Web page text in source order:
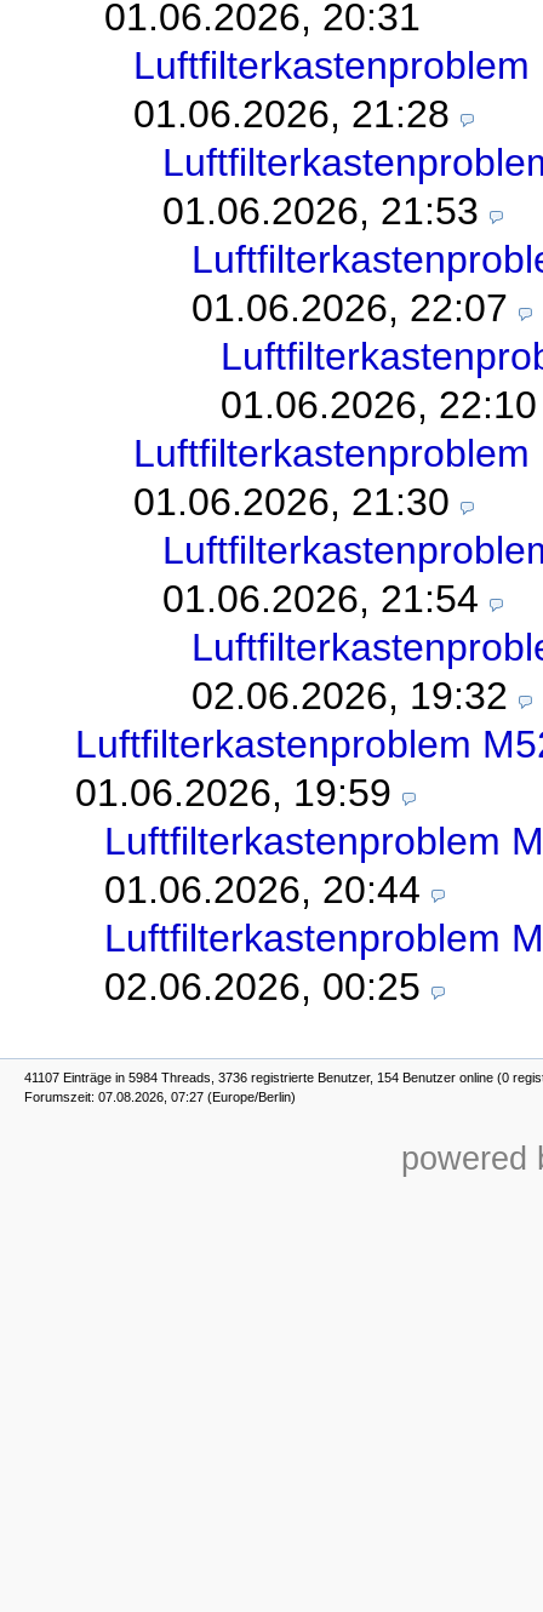
01.06.2026, 20:31
01.06.2026, 21:28
01.06.2026, 21:53
01.06.2026, 22:07
01.06.2026, 22:10
01.06.2026, 21:30
01.06.2026, 21:54
02.06.2026, 19:32
Luftfilterkastenproblem
01.06.2026, 19:59
Luftfilterkastenproblem
01.06.2026, 20:44
Luftfilterkastenproblem
02.06.2026, 00:25
41107 Einträge in 5984 Threads, 3736 registrierte Benutzer, 154 Benutzer online (0
Forumszeit: 07.08.2026, 07:27 (Europe/Berlin)
powered